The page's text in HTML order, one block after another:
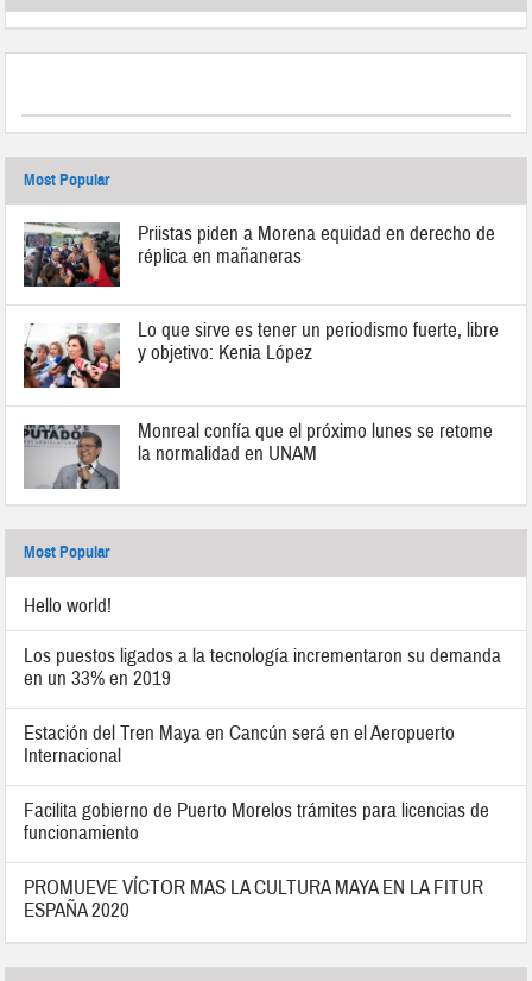
Most Popular
Priistas piden a Morena equidad en derecho de
réplica en mañaneras
Lo que sirve es tener un periodismo fuerte, libre
y objetivo: Kenia López
Monreal confía que el próximo lunes se retome
la normalidad en UNAM
Most Popular
Hello world!
Los puestos ligados a la tecnología incrementaron su demanda
en un 33% en 2019
Estación del Tren Maya en Cancún será en el Aeropuerto
Internacional
Facilita gobierno de Puerto Morelos trámites para licencias de
funcionamiento
PROMUEVE VÍCTOR MAS LA CULTURA MAYA EN LA FITUR
ESPAÑA 2020